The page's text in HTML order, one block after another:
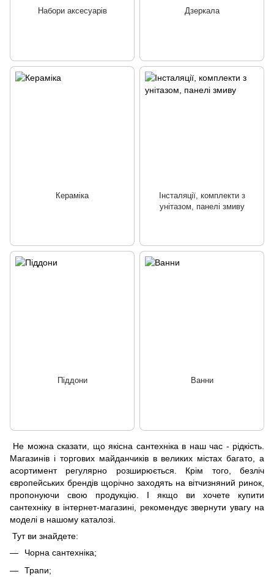
Не можна сказати, що якісна сантехніка в наш час - рідкість.
Магазинів і торгових майданчиків в великих містах багато, а
асортимент регулярно розширюється. Крім того, безліч
європейських брендів щорічно заходять на вітчизняний ринок,
пропонуючи свою продукцію. І якщо ви хочете купити
сантехніку в інтернет-магазині, рекомендує звернути увагу на
моделі в нашому каталозі.
Тут ви знайдете:
Чорна сантехніка;
Трапи;
Набори аксесуарів Дзеркала
Кераміка
Інсталяції, комплекти з
унітазом, панелі змиву
Піддони Ванни